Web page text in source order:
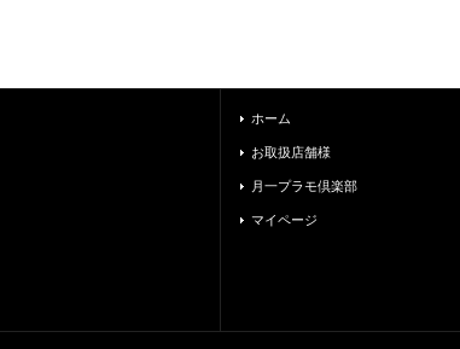
ホーム
お取扱店舗様
月一プラモ倶楽部
マイページ